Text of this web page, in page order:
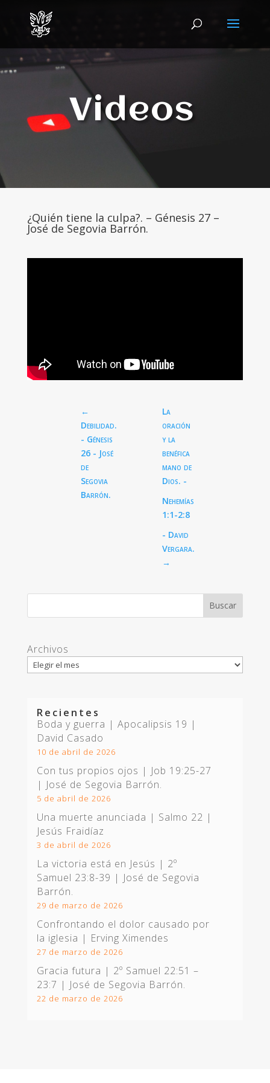
Videos
¿Quién tiene la culpa?. – Génesis 27 –
José de Segovia Barrón.
←
Debilidad.
- Génesis
26 - José
de
Segovia
Barrón.
La
oración
y la
benéfica
mano de
Dios. -
Nehemías
1:1-2:8
- David
Vergara.
→
Archivos
Recientes
Boda y guerra | Apocalipsis 19 |
David Casado
10 de abril de 2026
Con tus propios ojos | Job 19:25-27
| José de Segovia Barrón.
5 de abril de 2026
Una muerte anunciada | Salmo 22 |
Jesús Fraidíaz
3 de abril de 2026
La victoria está en Jesús | 2º
Samuel 23:8-39 | José de Segovia
Barrón.
29 de marzo de 2026
Confrontando el dolor causado por
la iglesia | Erving Ximendes
27 de marzo de 2026
Gracia futura | 2º Samuel 22:51 –
23:7 | José de Segovia Barrón.
22 de marzo de 2026